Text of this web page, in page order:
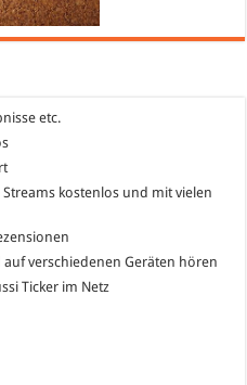
etc.
kostenlos und mit vielen
verschiedenen Geräten hören
Ticker im Netz